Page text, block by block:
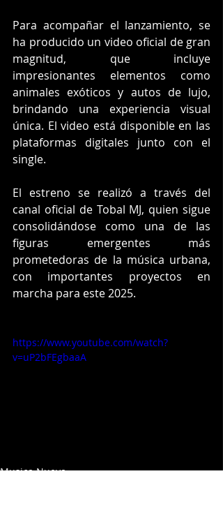
Para acompañar el lanzamiento, se
ha producido un video oficial de gran
magnitud, que incluye
impresionantes elementos como
animales exóticos y autos de lujo,
brindando una experiencia visual
única. El video está disponible en las
plataformas digitales junto con el
single.
El estreno se realizó a través del
canal oficial de Tobal MJ, quien sigue
consolidándose como una de las
figuras emergentes más
prometedoras de la música urbana,
con importantes proyectos en
marcha para este 2025.
https://www.youtube.com/watch?
v=uP2bFEgbaaA
Musica Nueva